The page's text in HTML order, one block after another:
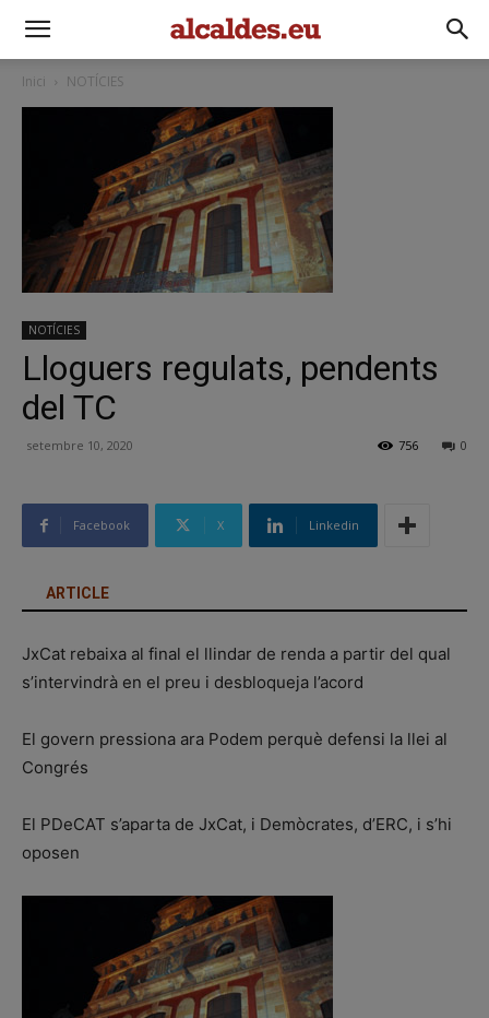
Inici NOTÍCIES
NOTÍCIES
Lloguers regulats, pendents
del TC
setembre 10, 2020 0
756
Facebook X Linkedin
ARTICLE
JxCat rebaixa al final el llindar de renda a partir del qual
s’intervindrà en el preu i desbloqueja l’acord
El govern pressiona ara Podem perquè defensi la llei al
Congrés
El PDeCAT s’aparta de JxCat, i Demòcrates, d’ERC, i s’hi
oposen